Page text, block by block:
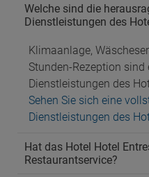
Welche sind die
Dienstleistungen des
Klimaanlage,
Stunden-Rezeption
Dienstleistungen des
Sehen Sie sich eine
Dienstleistungen des
Hat das Hotel Hotel
Restaurantservice?